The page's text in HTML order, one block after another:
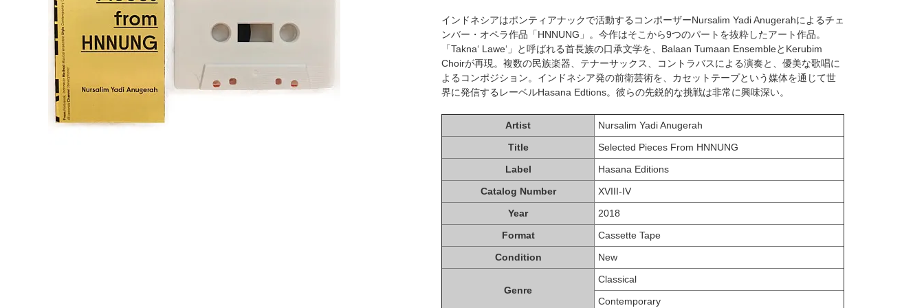
インドネシアはポンティアナックで活動するコンポーザーNursalim Yadi Anugerahによるチェ
ンバー・オペラ作品「HNNUNG」。今作はそこから9つのパートを抜粋したアート作品。
「Takna‘ Lawe‘」と呼ばれる首長族の口承文学を、Balaan Tumaan EnsembleとKerubim
Choirが再現。複数の民族楽器、テナーサックス、コントラバスによる演奏と、優美な歌唱に
よるコンポジション。インドネシア発の前衛芸術を、カセットテープという媒体を通じて世
界に発信するレーベルHasana Edtions。彼らの先鋭的な挑戦は非常に興味深い。
Artist
Nursalim Yadi Anugerah
Title
Selected Pieces From HNNUNG
Label
Hasana Editions
Catalog Number
XVIII-IV
Year
2018
Format
Cassette Tape
Condition
New
Genre
Classical
Contemporary